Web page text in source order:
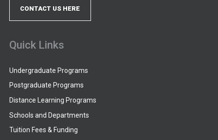
CONTACT US HERE
Quick Links
Undergraduate Programs
Postgraduate Programs
Distance Learning Programs
Schools and Departments
Tuition Fees & Funding